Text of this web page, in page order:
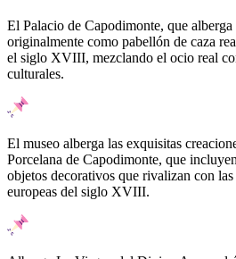
El Palacio de Capodimonte, que
originalmente como pabellón de caza
el siglo XVIII, mezclando el ocio real
culturales.
El museo alberga las exquisitas
Porcelana de Capodimonte, que
objetos decorativos que rivalizan con
europeas del siglo XVIII.